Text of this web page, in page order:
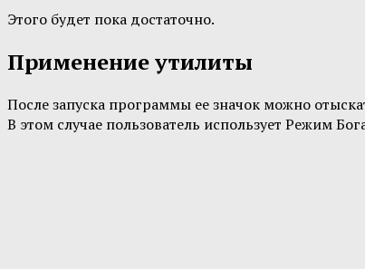
Этого будет пока достаточно.
Применение утилиты
После запуска программы ее значок можно
В этом случае пользователь использует Режим